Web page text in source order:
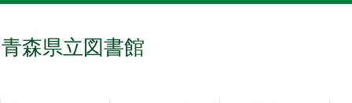
青森県立図書館